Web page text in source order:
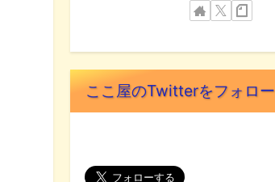
ここ屋のTwitterをフォロー